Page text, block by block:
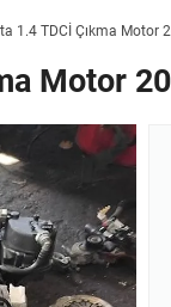
1.4 TDCİ Çıkma Motor
Motor